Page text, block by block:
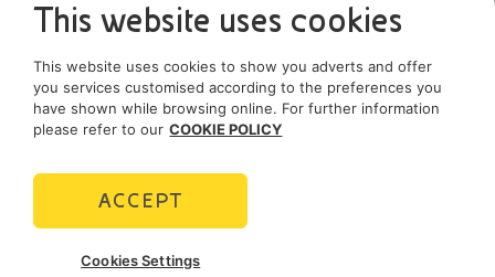
Società soggetta all'attività di direzione e coordinamento dell'Eni S.p.A.
Società con unico socio
SOCIAL MEDIA
POLICIES
This website uses cookies
This website uses cookies to show you adverts and offer
you services customised according to the preferences you
have shown while browsing online. For further information
please refer to our COOKIE POLICY
Cookies Settings
ACCEPT